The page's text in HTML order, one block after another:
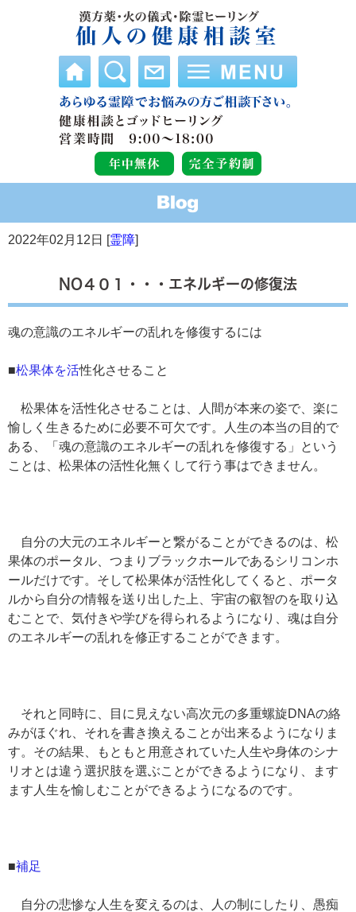
2022年02月12日 [霊障]
NO４０１・・・エネルギーの修復法
魂の意識のエネルギーの乱れを修復するには
■松果体を活性化させること
松果体を活性化させることは、人間が本来の姿で、楽に
愉しく生きるために必要不可欠です。人生の本当の目的で
ある、「魂の意識のエネルギーの乱れを修復する」という
ことは、松果体の活性化無くして行う事はできません。
自分の大元のエネルギーと繋がることができるのは、松
果体のポータル、つまりブラックホールであるシリコンホ
ールだけです。そして松果体が活性化してくると、ポータ
ルから自分の情報を送り出した上、宇宙の叡智のを取り込
むことで、気付きや学びを得られるようになり、魂は自分
のエネルギーの乱れを修正することができます。
それと同時に、目に見えない高次元の多重螺旋DNAの絡
みがほぐれ、それを書き換えることが出来るようになりま
す。その結果、もともと用意されていた人生や身体のシナ
リオとは違う選択肢を選ぶことができるようになり、ます
ます人生を愉しむことができるようになるのです。
■補足
自分の悲惨な人生を変えるのは、人の制にしたり、愚痴